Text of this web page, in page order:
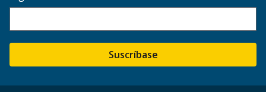
Suscríbase